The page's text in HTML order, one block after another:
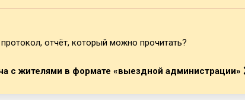
отчёт, который можно прочитать?
с жителями в формате «выездной администрации»